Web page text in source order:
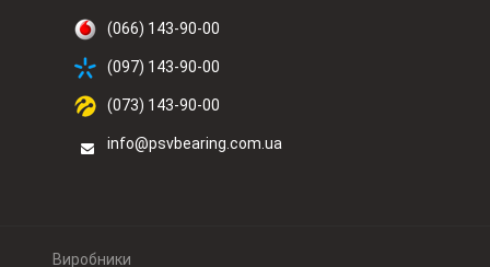
(066) 143-90-00
(097) 143-90-00
(073) 143-90-00
info@psvbearing.com.ua
Виробники